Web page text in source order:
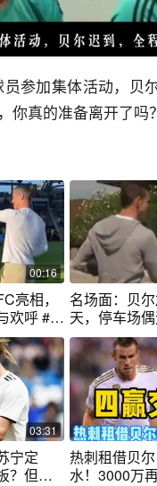
员参加集体活动，贝
真的准备离开了吗？
00:16
亮相，
欢呼 #贝
相 #贝
名场面：贝
天，停车场
亿的握手
03:31
宁定
？但对
热刺租借贝
水！3000万